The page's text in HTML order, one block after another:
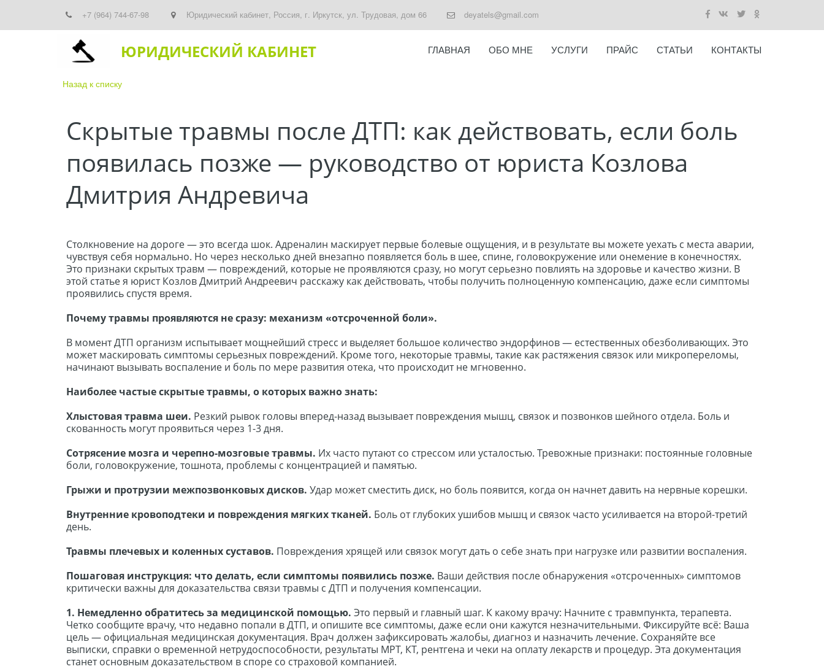
+7 (964) 744-67-98 Юридический кабинет, Россия, г. Иркутск, ул. Трудовая, дом 66 deyatels@gmail.com
ЮРИДИЧЕСКИЙ КАБИНЕТ ГЛАВНАЯ ОБО МНЕ УСЛУГИ ПРАЙС СТАТЬИ КОНТАКТЫ
Назад к списку
Скрытые травмы после ДТП: как действовать, если боль
появилась позже — руководство от юриста Козлова
Дмитрия Андревича
Столкновение на дороге — это всегда шок. Адреналин маскирует первые болевые ощущения, и в результате вы можете уехать с места аварии,
чувствуя себя нормально. Но через несколько дней внезапно появляется боль в шее, спине, головокружение или онемение в конечностях.
Это признаки скрытых травм — повреждений, которые не проявляются сразу, но могут серьезно повлиять на здоровье и качество жизни. В
этой статье я юрист Козлов Дмитрий Андреевич расскажу как действовать, чтобы получить полноценную компенсацию, даже если симптомы
проявились спустя время.
Почему травмы проявляются не сразу: механизм «отсроченной боли».
В момент ДТП организм испытывает мощнейший стресс и выделяет большое количество эндорфинов — естественных обезболивающих. Это
может маскировать симптомы серьезных повреждений. Кроме того, некоторые травмы, такие как растяжения связок или микропереломы,
начинают вызывать воспаление и боль по мере развития отека, что происходит не мгновенно.
Наиболее частые скрытые травмы, о которых важно знать:
Хлыстовая травма шеи. Резкий рывок головы вперед-назад вызывает повреждения мышц, связок и позвонков шейного отдела. Боль и
скованность могут проявиться через 1-3 дня.
Сотрясение мозга и черепно-мозговые травмы. Их часто путают со стрессом или усталостью. Тревожные признаки: постоянные головные
боли, головокружение, тошнота, проблемы с концентрацией и памятью.
Грыжи и протрузии межпозвонковых дисков. Удар может сместить диск, но боль появится, когда он начнет давить на нервные корешки.
Внутренние кровоподтеки и повреждения мягких тканей. Боль от глубоких ушибов мышц и связок часто усиливается на второй-третий
день.
Травмы плечевых и коленных суставов. Повреждения хрящей или связок могут дать о себе знать при нагрузке или развитии воспаления.
Пошаговая инструкция: что делать, если симптомы появились позже. Ваши действия после обнаружения «отсроченных» симптомов
критически важны для доказательства связи травмы с ДТП и получения компенсации.
1. Немедленно обратитесь за медицинской помощью. Это первый и главный шаг. К какому врачу: Начните с травмпункта, терапевта.
Четко сообщите врачу, что недавно попали в ДТП, и опишите все симптомы, даже если они кажутся незначительными. Фиксируйте всё: Ваша
цель — официальная медицинская документация. Врач должен зафиксировать жалобы, диагноз и назначить лечение. Сохраняйте все
выписки, справки о временной нетрудоспособности, результаты МРТ, КТ, рентгена и чеки на оплату лекарств и процедур. Эта документация
станет основным доказательством в споре со страховой компанией.